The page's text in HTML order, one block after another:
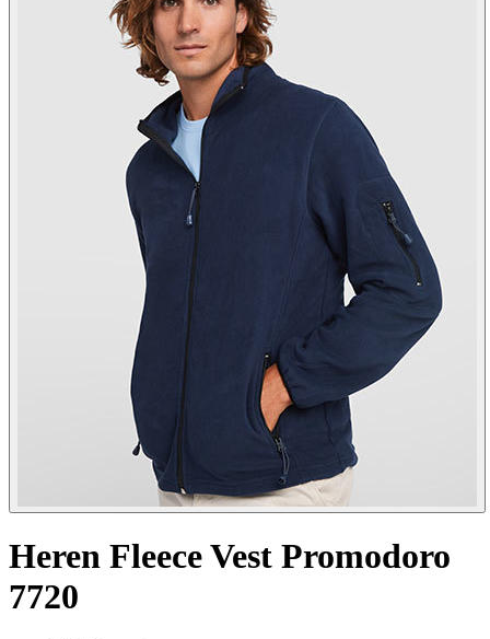
Heren Fleece Vest Promodoro
7720